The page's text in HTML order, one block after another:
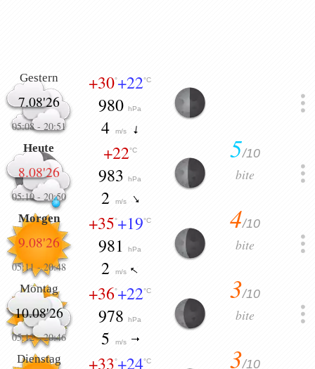
Gestern
7.08'26
05:08- 20:51
+30°+22°C
980hPa
4 m/s
Heute
8.08'26
05:10- 20:50
+22°C
983hPa
2 m/s
5/10
bite
Morgen
9.08'26
05:11-20:48
+35°+19°C
981hPa
2 m/s
4/10
bite
Montag
10.08'26
05:12-20:46
+36°+22°C
978hPa
5 m/s
3/10
bite
Dienstag +33°+24°C 3/10